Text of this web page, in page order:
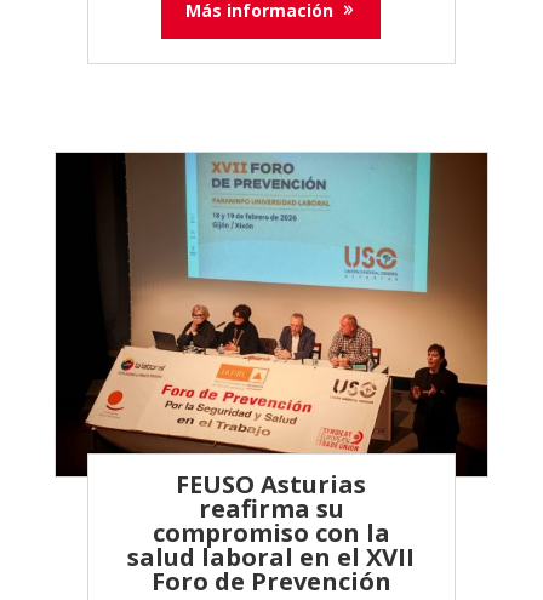
Más información
FEUSO Asturias
reafirma su
compromiso con la
salud laboral en el XVII
Foro de Prevención